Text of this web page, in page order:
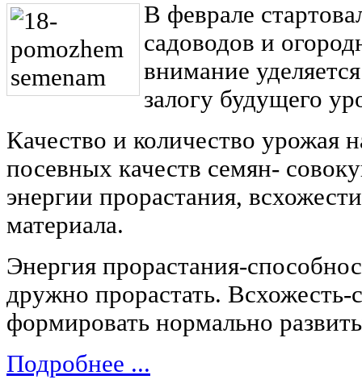
В феврале
садоводов и
внимание
залогу будущего
Качество и количество урожая
посевных качеств семян-
энергии прорастания,
материала.
Энергия прорастания-
дружно прорастать. Всхожесть-
формировать нормально
Подробнее ...